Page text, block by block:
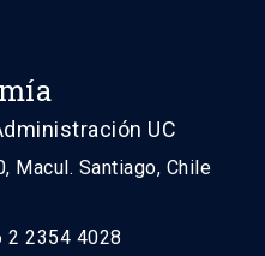
UC
Macul. Santiago, Chile
2 2354 4028